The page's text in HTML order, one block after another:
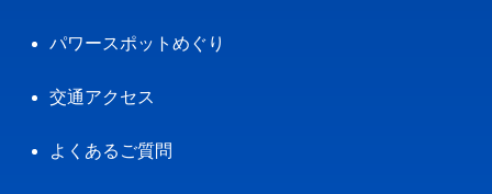
パワースポットめぐり
交通アクセス
よくあるご質問